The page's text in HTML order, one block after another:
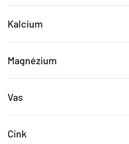
Kalcium
Magnézium
Vas
Cink